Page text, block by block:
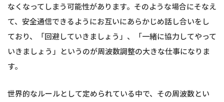
なくなってしまう可能性があります。そのような場合にそなえ
て、安全通信できるようにお互いにあらかじめ話し合いをし
ており、「回避していきましょう」、「一緒に協力してやって
いきましょう」というのが周波数調整の大きな仕事になりま
す。
世界的なルールとして定められている中で、その周波数とい